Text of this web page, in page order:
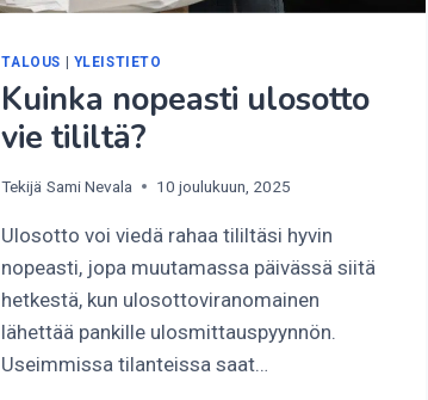
TALOUS YLEISTIETO
Kuinka nopeasti ulosotto
vie tililtä?
Tekijä Sami Nevala 10 joulukuun, 2025
Ulosotto voi viedä rahaa tililtäsi hyvin
nopeasti, jopa muutamassa päivässä siitä
hetkestä, kun ulosottoviranomainen
lähettää pankille ulosmittauspyynnön.
Useimmissa tilanteissa saat…